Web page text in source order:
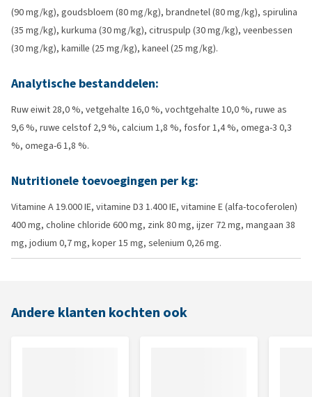
(90 mg/kg), goudsbloem (80 mg/kg), brandnetel (80 mg/kg), spirulina
(35 mg/kg), kurkuma (30 mg/kg), citruspulp (30 mg/kg), veenbessen
(30 mg/kg), kamille (25 mg/kg), kaneel (25 mg/kg).
Analytische bestanddelen:
Ruw eiwit 28,0 %, vetgehalte 16,0 %, vochtgehalte 10,0 %, ruwe as
9,6 %, ruwe celstof 2,9 %, calcium 1,8 %, fosfor 1,4 %, omega-3 0,3
%, omega-6 1,8 %.
Nutritionele toevoegingen per kg:
Vitamine A 19.000 IE, vitamine D3 1.400 IE, vitamine E (alfa-tocoferolen)
400 mg, choline chloride 600 mg, zink 80 mg, ijzer 72 mg, mangaan 38
mg, jodium 0,7 mg, koper 15 mg, selenium 0,26 mg.
Andere klanten kochten ook